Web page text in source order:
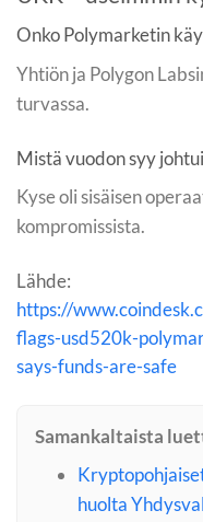
Onko Polymarketin
Yhtiön ja Polygon
turvassa.
Mistä vuodon syy
Kyse oli sisäisen
kompromissista.
Lähde:
https://
flags-usd520k-
says-funds-are-safe
Samankaltaista
huolta